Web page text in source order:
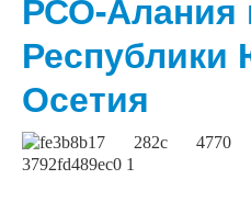
РСО-Алания
Осетия